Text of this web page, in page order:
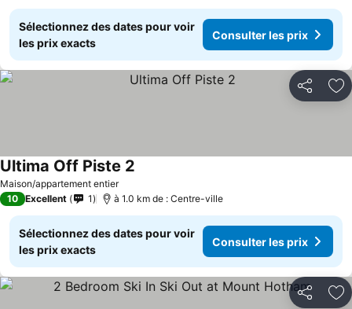
Sélectionnez des dates pour voir
les prix exacts
Consulter les prix
Partager
Maison/appartement entier
Ultima Off Piste 2
10 Excellent 1 à 1.0 km de : Centre-ville
Sélectionnez des dates pour voir
les prix exacts
Consulter les prix
Partager